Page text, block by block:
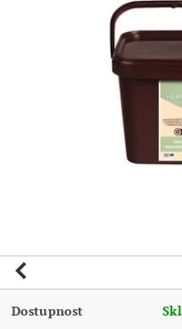
Dostupnost